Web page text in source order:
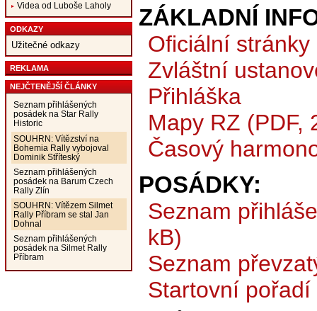
Videa od Luboše Laholy
ODKAZY
Užitečné odkazy
REKLAMA
NEJČTENĚJŠÍ ČLÁNKY
Seznam přihlášených
posádek na Star Rally
Historic
SOUHRN: Vítězství na
Bohemia Rally vybojoval
Dominik Stříteský
Seznam přihlášených
posádek na Barum Czech
Rally Zlín
SOUHRN: Vítězem Silmet
Rally Příbram se stal Jan
Dohnal
Seznam přihlášených
posádek na Silmet Rally
Příbram
ZÁKLADNÍ
Oficiální stránky
Zvláštní
Přihláška
Mapy RZ (PDF,
Časový
POSÁDKY:
Seznam
kB)
Seznam
Startovní pořadí